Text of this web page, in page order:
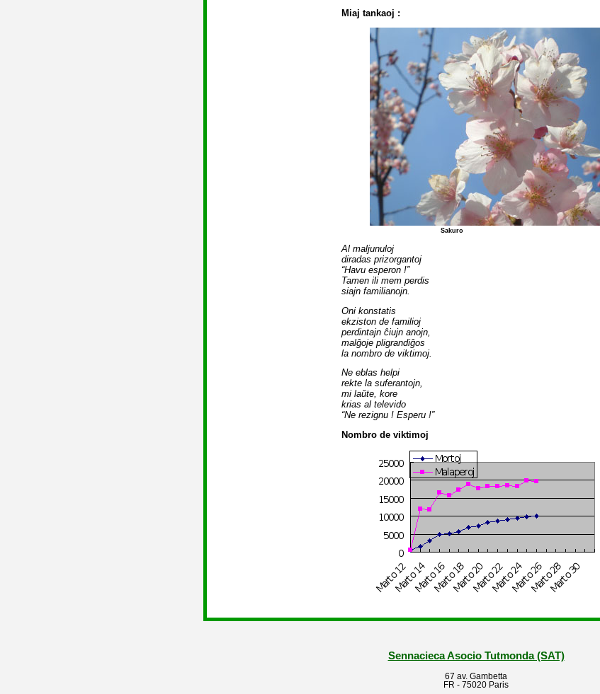
Miaj tankaoj :
Sakuro
Al maljunuloj
diradas prizorgantoj
“Havu esperon !”
Tamen ili mem perdis
siajn familianojn.
Oni konstatis
ekziston de familioj
perdintajn ĉiujn anojn,
malĝoje pligrandiĝos
la nombro de viktimoj.
Ne eblas helpi
rekte la suferantojn,
mi laŭte, kore
krias al televido
“Ne rezignu ! Esperu !”
Nombro de viktimoj
Sennacieca Asocio Tutmonda (SAT)
67 av. Gambetta
FR - 75020 Paris